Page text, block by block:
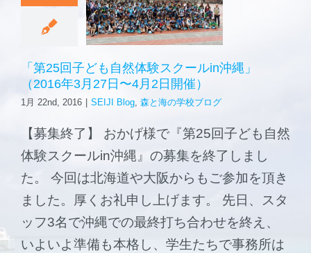
森と海の学校
施設案内
年3月27
月2日開
森と海の学校
ブログ
「第25回子ども自然体験スクールin沖縄」
（2016年3月27日〜4月2日開催）
1月 22nd, 2016 SEIJI Blog, 森と海の学校ブログ
【募集終了】 おかげ様で『第25回子ども自然
体験スクールin沖縄』の募集を終了しまし
た。 今回は北海道や大阪からもご参加を頂き
ました。厚くお礼申し上げます。 先日、スタ
ッフ3名で沖縄での最終打ち合わせを終え、
いよいよ準備も本格し、学生たちで事務所は